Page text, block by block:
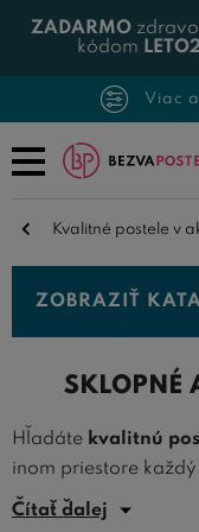
ZADARMO
kódom
Viac
Kvalitné postele v
ZOBRAZIŤ
SKLOPNÉ
Hľadáte kvalitnú
inom priestore
Potom sú
moderné
Čítať ďalej